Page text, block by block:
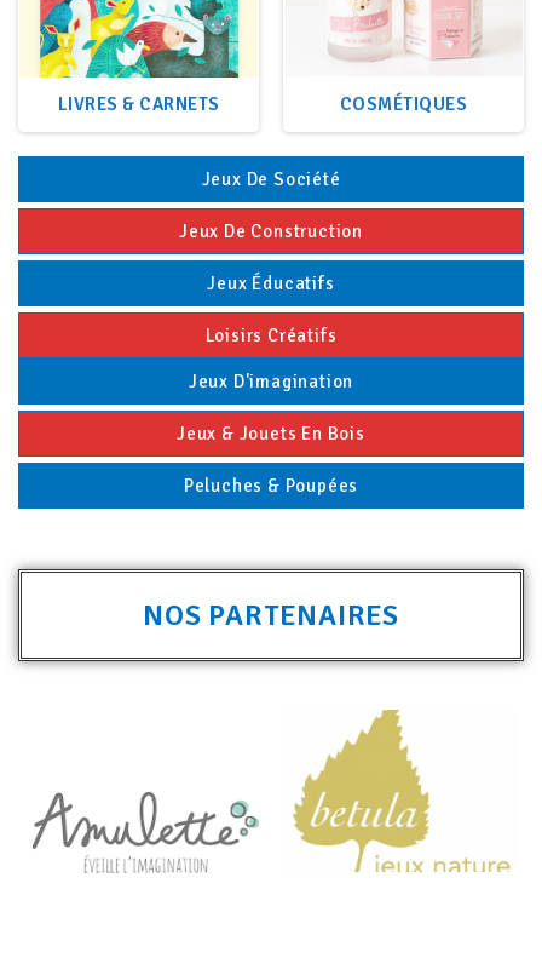
COSMÉTIQUES JARDINAGE
Jeux De Société
Jeux De Construction
Jeux Éducatifs
Loisirs Créatifs
Jeux D'imagination
Jeux & Jouets En Bois
Peluches & Poupées
NOS PARTENAIRES